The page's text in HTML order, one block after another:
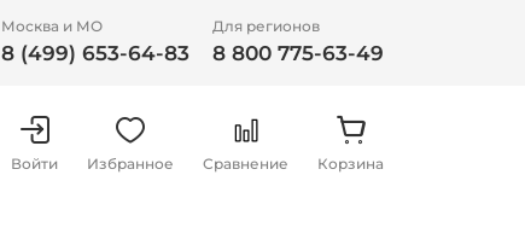
Москва и МО
8 (499) 653-64-83
Для регионов
8 800 775-63-49
Войти Избранное Сравнение Корзина